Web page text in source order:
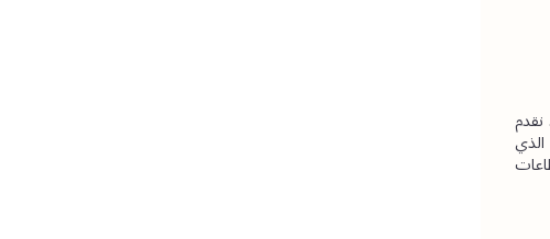
في مجال يتضمن المخاطر كبيرة مثل مجالات الذهب والنفط والغاز، يعد تأمين معاملاتكم من خلال خدمات حساب الضمان أمراً ضرورياً. نقدم
الموثوقة والآمنة في دبي، مما يوفر الحماية والشفافية والامتثال الذي
تتطلبه المعاملات عالية القيمة. تواصلوا معنا اليوم لمعرفة المزيد عن كيفية دعم خدمات الضمان الخاصة بنا لأعمالكم في هذه القطاعات